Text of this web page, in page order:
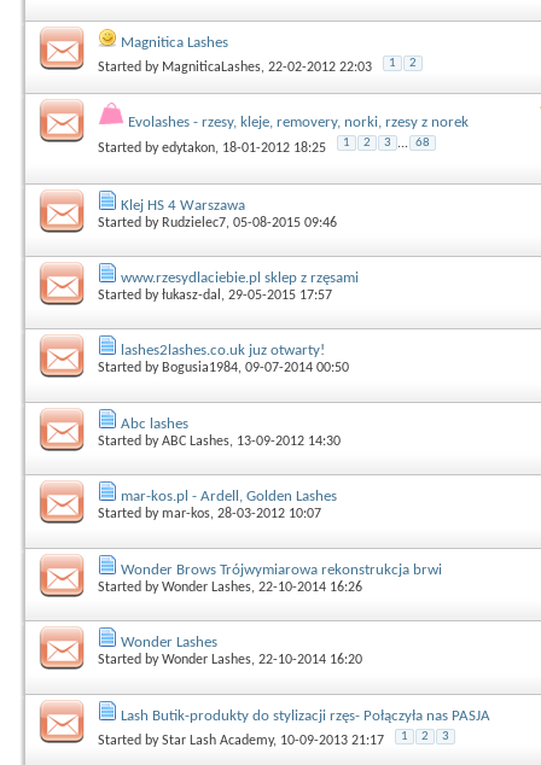
Magnitica Lashes
Started by MagniticaLashes, 22-02-2012 22:03 1 2
Evolashes - rzesy, kleje, removery, norki, rzesy z norek
Started byedytakon, 18-01-2012 18:25 1 2 3 ... 68
Klej HS 4 Warszawa
Started by Rudzielec7, 05-08-2015 09:46
www.rzesydlaciebie.pl sklep z rzęsami
Started byłukasz-dal , 29-05-2015 17:57
lashes2lashes.co.uk juz otwarty!
Started byBogusia1984, 09-07-2014 00:50
Abc lashes
Started byABC Lashes, 13-09-2012 14:30
mar-kos.pl - Ardell, Golden Lashes
Started bymar-kos, 28-03-2012 10:07
Wonder Brows Trójwymiarowa rekonstrukcja brwi
Started byWonder Lashes, 22-10-2014 16:26
Wonder Lashes
Started byWonder Lashes, 22-10-2014 16:20
Lash Butik-produkty do stylizacji rzęs- Połączyła nas PASJA
Started byStar Lash Academy, 10-09-2013 21:17 1 2 3